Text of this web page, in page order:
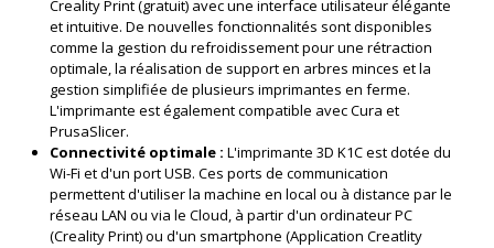
Creality Print (gratuit) avec une interface utilisateur élégante
et intuitive. De nouvelles fonctionnalités sont disponibles
comme la gestion du refroidissement pour une rétraction
optimale, la réalisation de support en arbres minces et la
gestion simplifiée de plusieurs imprimantes en ferme.
L'imprimante est également compatible avec Cura et
PrusaSlicer.
Connectivité optimale : L'imprimante 3D K1C est dotée du
Wi-Fi et d'un port USB. Ces ports de communication
permettent d'utiliser la machine en local ou à distance par le
réseau LAN ou via le Cloud, à partir d'un ordinateur PC
(Creality Print) ou d'un smartphone (Application Creatlity